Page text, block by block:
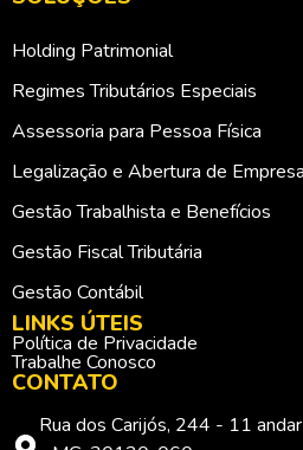
Holding Patrimonial
Regimes Tributários Especiais
Assessoria para Pessoa Física
Legalização e Abertura de
Gestão Trabalhista e Benefícios
Gestão Fiscal Tributária
Gestão Contábil
LINKS ÚTEIS
Política de Privacidade
Trabalhe Conosco
CONTATO
Rua dos Carijós, 244 - 11